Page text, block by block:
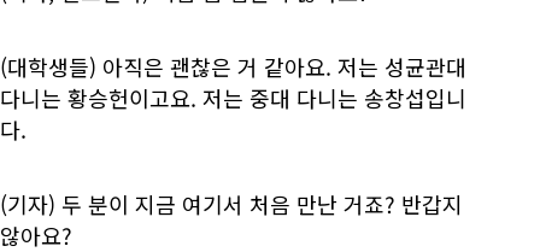
(대학생들) 아직은 괜찮은 거 같아요. 저는 성균관대
다니는 황승헌이고요. 저는 중대 다니는 송창섭입니
다.
(기자) 두 분이 지금 여기서 처음 만난 거죠? 반갑지
않아요?